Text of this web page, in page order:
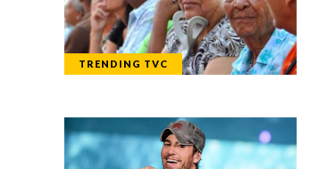
TRENDING TVC